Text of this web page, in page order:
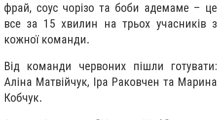
фрай, соус чорізо та боби адемаме – це
все за 15 хвилин на трьох учасників з
кожної команди.
Від команди червоних пішли готувати:
Аліна Матвійчук, Іра Раковчен та Марина
Кобчук.